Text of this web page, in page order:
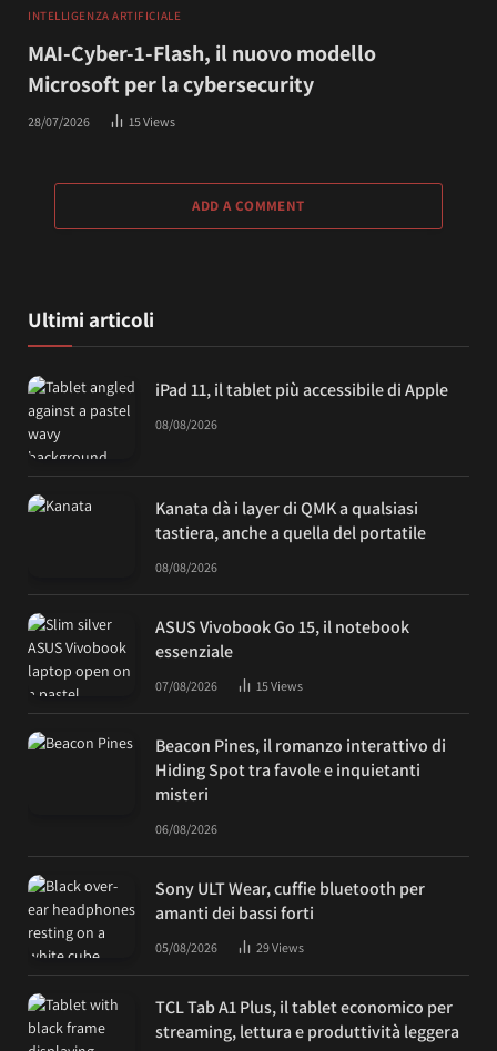
INTELLIGENZA ARTIFICIALE
MAI-Cyber-1-Flash, il nuovo modello
Microsoft per la cybersecurity
28/07/2026 15Views
ADD A COMMENT
Ultimi articoli
iPad 11, il tablet più accessibile di Apple
08/08/2026
Kanata dà i layer di QMK a qualsiasi
tastiera, anche a quella del portatile
08/08/2026
ASUS Vivobook Go 15, il notebook
essenziale
07/08/2026 15Views
Beacon Pines, il romanzo interattivo di
Hiding Spot tra favole e inquietanti
misteri
06/08/2026
Sony ULT Wear, cuffie bluetooth per
amanti dei bassi forti
05/08/2026 29Views
TCL Tab A1 Plus, il tablet economico per
streaming, lettura e produttività leggera